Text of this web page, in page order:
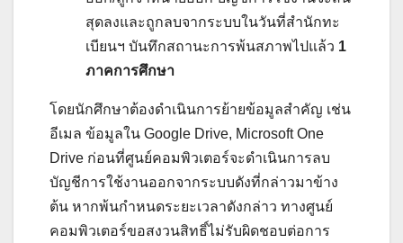
สุดลงและถูกลบจากระบบในวันที่สำนักทะ
เบียนฯ บันทึกสถานะการพ้นสภาพไปแล้ว 1
ภาคการศึกษา
โดยนักศึกษาต้องดำเนินการย้ายข้อมูลสำคัญ เช่น
อีเมล ข้อมูลใน Google Drive, Microsoft One
Drive ก่อนที่ศูนย์คอมพิวเตอร์จะดำเนินการลบ
บัญชีการใช้งานออกจากระบบดังที่กล่าวมาข้าง
ต้น หากพ้นกำหนดระยะเวลาดังกล่าว ทางศูนย์
คอมพิวเตอร์ขอสงวนสิทธิ์ไม่รับผิดชอบต่อการ